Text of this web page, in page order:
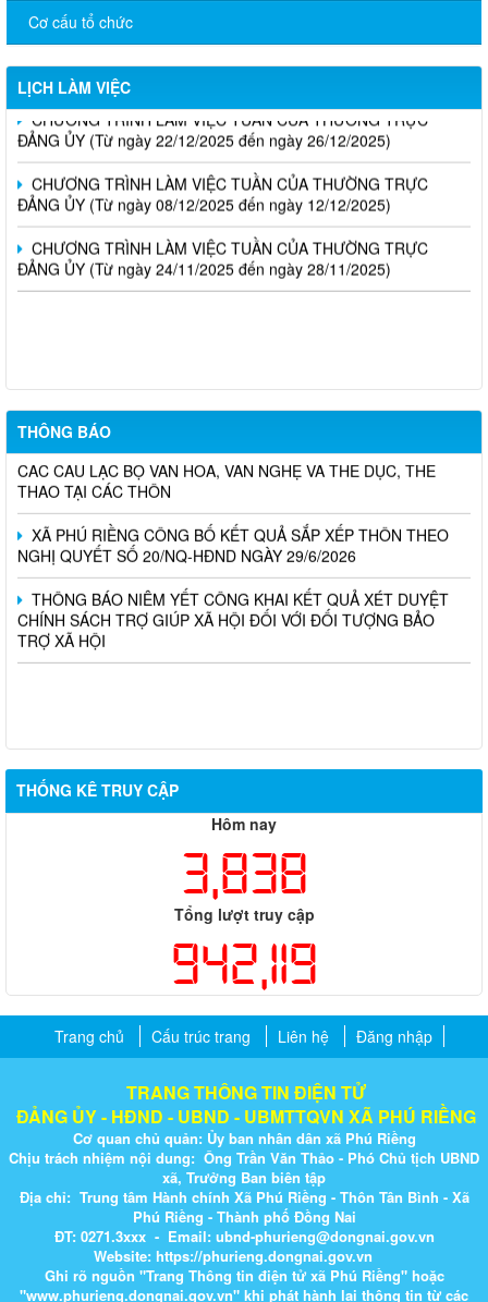
Cơ cấu tổ chức
LỊCH LÀM VIỆC
CHƯƠNG TRÌNH LÀM VIỆC TUẦN CỦA THƯỜNG TRỰC
CHƯƠNG TRÌNH LÀM VIỆC TUẦN CỦA THƯỜNG TRỰC
ĐẢNG ỦY (Từ ngày 22/12/2025 đến ngày 26/12/2025)
CHƯƠNG TRÌNH LÀM VIỆC TUẦN CỦA THƯỜNG TRỰC
ĐẢNG ỦY (Từ ngày 08/12/2025 đến ngày 12/12/2025)
CHƯƠNG TRÌNH LÀM VIỆC TUẦN CỦA THƯỜNG TRỰC
ĐẢNG ỦY (Từ ngày 24/11/2025 đến ngày 28/11/2025)
THÔNG BÁO
XÃ PHÚ RIỀNG TRIỂN KHAI RÀ SOÁT, ĐỀ XUẤT THÀNH LẬP
CÁC CÂU LẠC BỘ VĂN HÓA, VĂN NGHỆ VÀ THỂ DỤC, THỂ
THAO TẠI CÁC THÔN
XÃ PHÚ RIỀNG CÔNG BỐ KẾT QUẢ SẮP XẾP THÔN THEO
NGHỊ QUYẾT SỐ 20/NQ-HĐND NGÀY 29/6/2026
THÔNG BÁO NIÊM YẾT CÔNG KHAI KẾT QUẢ XÉT DUYỆT
CHÍNH SÁCH TRỢ GIÚP XÃ HỘI ĐỐI VỚI ĐỐI TƯỢNG BẢO
TRỢ XÃ HỘI
THỐNG KÊ TRUY CẬP
Hôm nay
3,838
Tổng lượt truy cập
942,119
Trang chủ Cấu trúc trang Liên hệ Đăng nhập
TRANG THÔNG TIN ĐIỆN TỬ
ĐẢNG ỦY - HĐND - UBND - UBMTTQVN XÃ PHÚ RIỀNG
Cơ quan chủ quản: Ủy ban nhân dân xã Phú Riềng
Chịu trách nhiệm nội dung: Ông Trần Văn Thảo - Phó Chủ tịch UBND
xã, Trưởng Ban biên tập
Địa chỉ: Trung tâm Hành chính Xã Phú Riềng - Thôn Tân Bình - Xã
Phú Riềng - Thành phố Đồng Nai
ĐT: 0271.3xxx - Email: ubnd-phurieng@dongnai.gov.vn​
Website: https://phurieng.dongnai.gov.vn
Ghi rõ nguồn "Trang Thông tin điện tử xã Phú Riềng" hoặc
"www.phurieng.dongnai.g​ov.vn" khi ​phát hành lại thông tin từ các